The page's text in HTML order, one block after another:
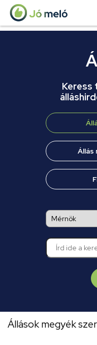
Keress
Állás
Állások megyék